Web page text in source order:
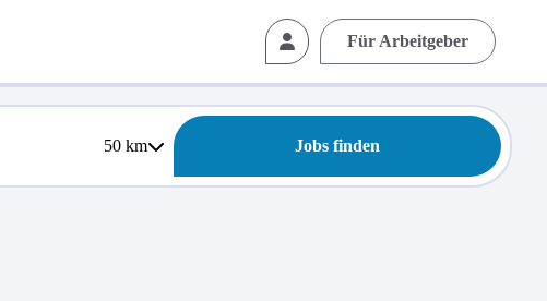
Für Arbeitgeber
50km Jobs finden